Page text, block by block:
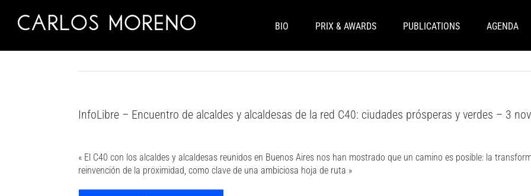
content
BIO PRIX & AWARDS PUBLICATIONS AGENDA
InfoLibre – Encuentro de alcaldes y alcaldesas de la red C40: ciudades prósperas y verdes – 3
« El C40 con los alcaldes y alcaldesas reunidos en Buenos Aires nos han mostrado que un camino es posible: la
reinvención de la proximidad, como clave de una ambiciosa hoja de ruta »